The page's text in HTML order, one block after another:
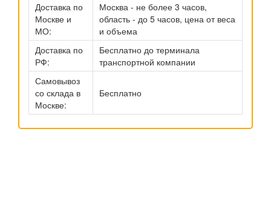
Доставка по
Москве и
МО:
Москва - не более 3 часов,
область - до 5 часов, цена от веса
и объема
Доставка по
РФ:
Бесплатно до терминала
транспортной компании
Самовывоз
со склада в
Москве:
Бесплатно